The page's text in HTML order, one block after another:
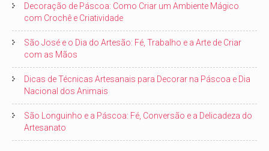
Decoração de Páscoa: Como Criar um Ambiente Mágico
com Crochê e Criatividade
São José e o Dia do Artesão: Fé, Trabalho e a Arte de Criar
com as Mãos
Dicas de Técnicas Artesanais para Decorar na Páscoa e Dia
Nacional dos Animais
São Longuinho e a Páscoa: Fé, Conversão e a Delicadeza do
Artesanato